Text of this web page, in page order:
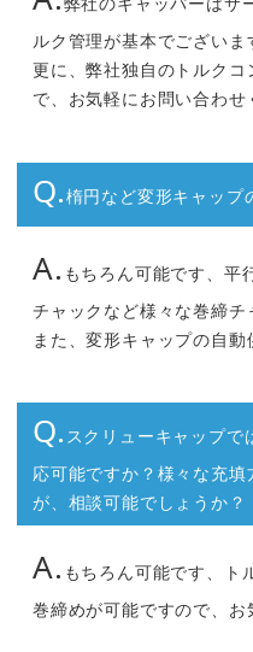
ルク管理が基本でございま
更に、弊社独自のトルク
で、お気軽にお問い合わせ
Q.楕円など変形キャップ
A. もちろん可能です、平
チャックなど様々な巻締チ
また、変形キャップの自動
Q. スクリューキャップで
応可能ですか？様々な充
が、相談可能でしょうか？
A. もちろん可能です、ト
巻締めが可能ですので、お